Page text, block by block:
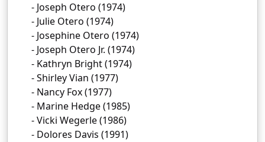
- Joseph Otero (1974)
- Julie Otero (1974)
- Josephine Otero (1974)
- Joseph Otero Jr. (1974)
- Kathryn Bright (1974)
- Shirley Vian (1977)
- Nancy Fox (1977)
- Marine Hedge (1985)
- Vicki Wegerle (1986)
- Dolores Davis (1991)